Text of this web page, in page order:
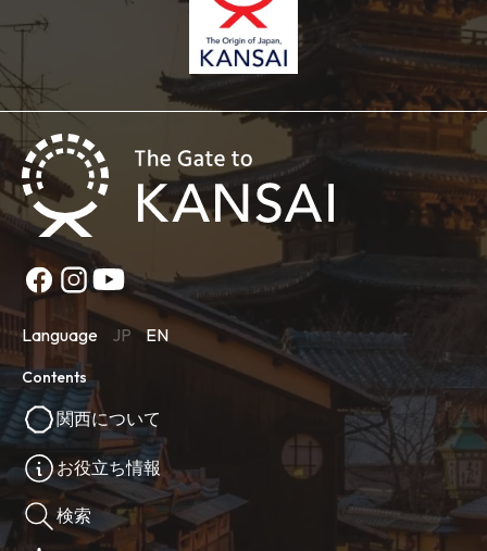
Language JP EN
Contents
関西について
お役立ち情報
検索